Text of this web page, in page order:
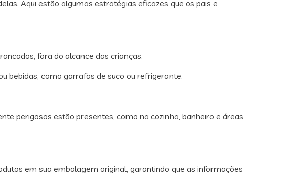
Aqui estão algumas estratégias eficazes que os pais e
fora do alcance das crianças.
bebidas, como garrafas de suco ou refrigerante.
perigosos estão presentes, como na cozinha, banheiro e áreas
em sua embalagem original, garantindo que as informações